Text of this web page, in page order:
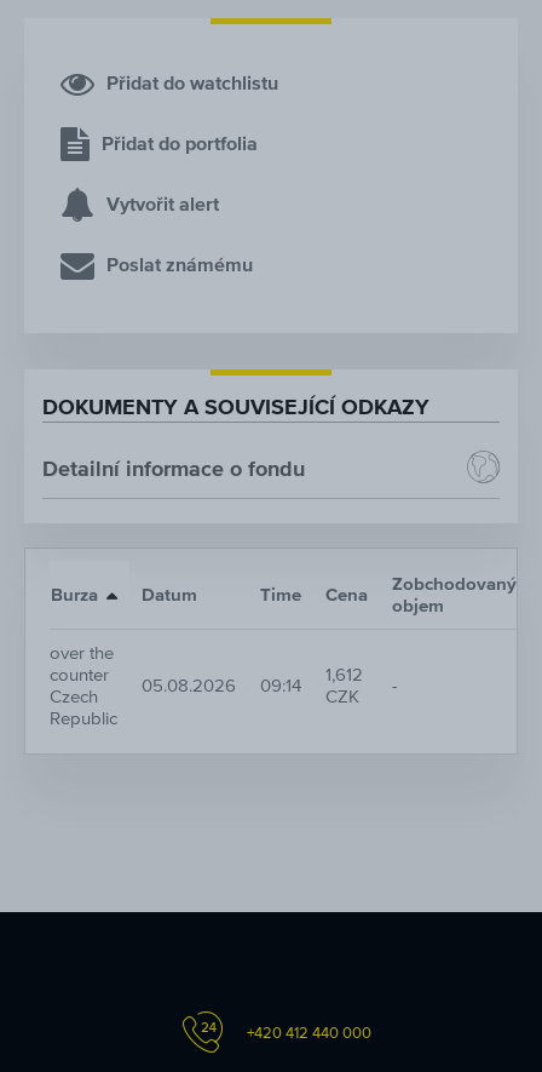
Přidat do watchlistu
Přidat do portfolia
Vytvořit alert
Poslat známému
DOKUMENTY A SOUVISEJÍCÍ ODKAZY
Detailní informace o fondu
Burza Datum Time Cena
Zobchodovaný
objem
over the
counter
Czech
Republic
05.08.2026 09:14
1,612
CZK
-
+420 412 440 000